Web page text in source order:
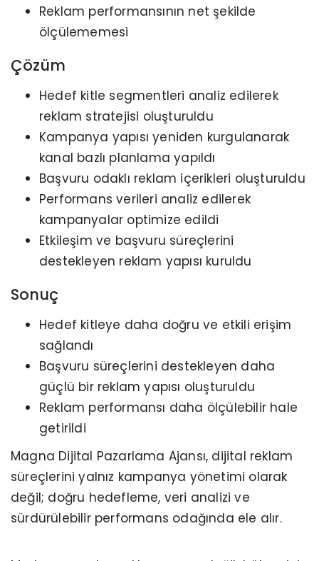
Reklam performansının net şekilde
ölçülememesi
Çözüm
Hedef kitle segmentleri analiz edilerek
reklam stratejisi oluşturuldu
Kampanya yapısı yeniden kurgulanarak
kanal bazlı planlama yapıldı
Başvuru odaklı reklam içerikleri oluşturuldu
Performans verileri analiz edilerek
kampanyalar optimize edildi
Etkileşim ve başvuru süreçlerini
destekleyen reklam yapısı kuruldu
Sonuç
Hedef kitleye daha doğru ve etkili erişim
sağlandı
Başvuru süreçlerini destekleyen daha
güçlü bir reklam yapısı oluşturuldu
Reklam performansı daha ölçülebilir hale
getirildi
Magna Dijital Pazarlama Ajansı, dijital reklam
süreçlerini yalnız kampanya yönetimi olarak
değil; doğru hedefleme, veri analizi ve
sürdürülebilir performans odağında ele alır.